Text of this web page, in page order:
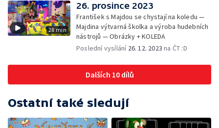
28 min
26. prosince 2023
František s Majdou se chystají na koledu —
Majdina výtvarná školka a výroba hudebních
nástrojů — Obrázky + KOLEDA
Poslední vysílání 26. 12. 2023 na ČT :D
Dalších 10 dílů
Ostatní také sledují